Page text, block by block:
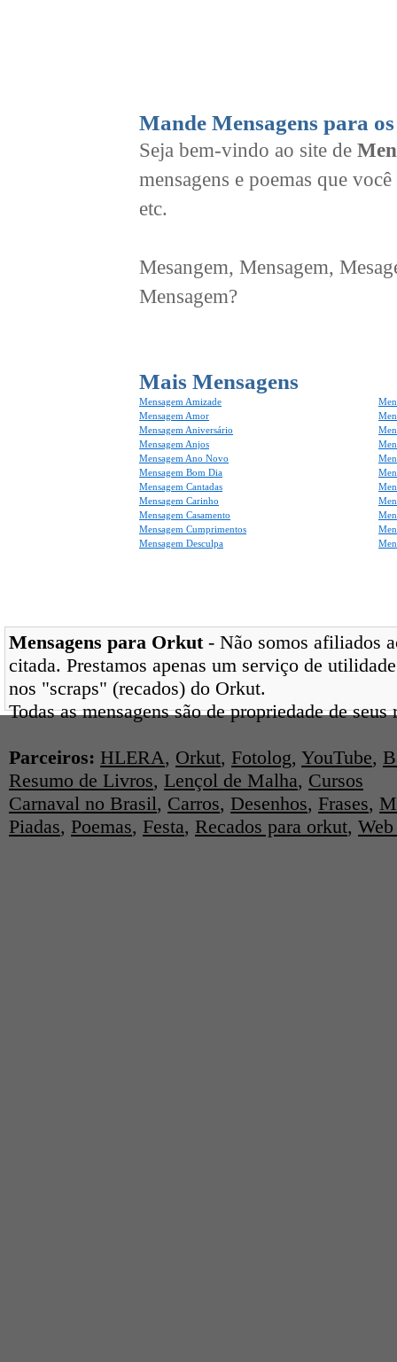
Mande Mensagens para
Seja bem-vindo ao site de
mensagens e poemas que
etc.
Mesangem, Mensagem,
Mensagem?
Mais Mensagens
Mensagem Amizade
Mensagem Amor
Mensagem Aniversário
Mensagem Anjos
Mensagem Ano Novo
Mensagem Bom Dia
Mensagem Cantadas
Mensagem Carinho
Mensagem Casamento
Mensagem Cumprimentos
Mensagem Desculpa
Mensagens para Orkut- Não somos afiliados
citada. Prestamos apenas um serviço de
nos "scraps" (recados) do Orkut.
Todas as mensagens são de propriedade de
Parceiros: HLERA, Orkut, Fotolog, YouTube,
Resumo de Livros, Lençol de Malha, Cursos
Carnaval no Brasil, Carros, Desenhos, Frases,
Piadas, Poemas, Festa, Recados para orkut,